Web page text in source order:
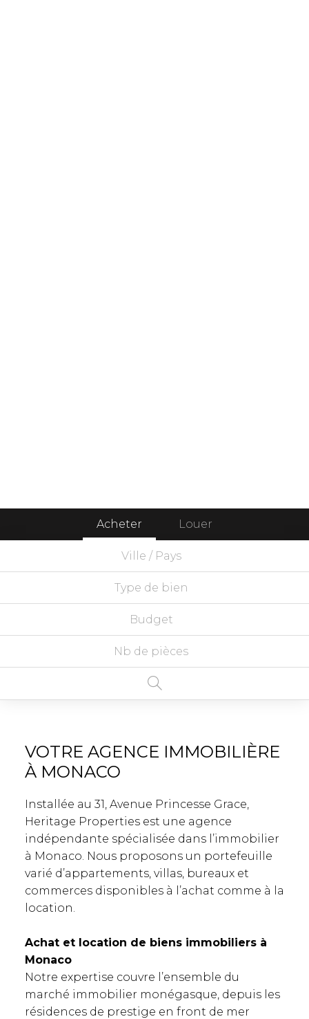
Acheter Louer
Ville / Pays
Type de bien
Budget
Nb de pièces
VOTRE AGENCE IMMOBILIÈRE
À MONACO
Installée au 31, Avenue Princesse Grace,
Heritage Properties est une agence
indépendante spécialisée dans l’immobilier
à Monaco. Nous proposons un portefeuille
varié d’appartements, villas, bureaux et
commerces disponibles à l’achat comme à la
location.
Achat et location de biens immobiliers à
Monaco
Notre expertise couvre l’ensemble du
marché immobilier monégasque, depuis les
résidences de prestige en front de mer